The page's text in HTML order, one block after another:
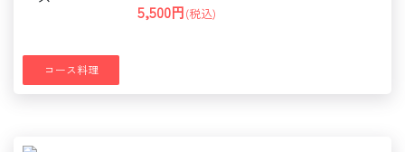
コース料理
5,500円(税込)